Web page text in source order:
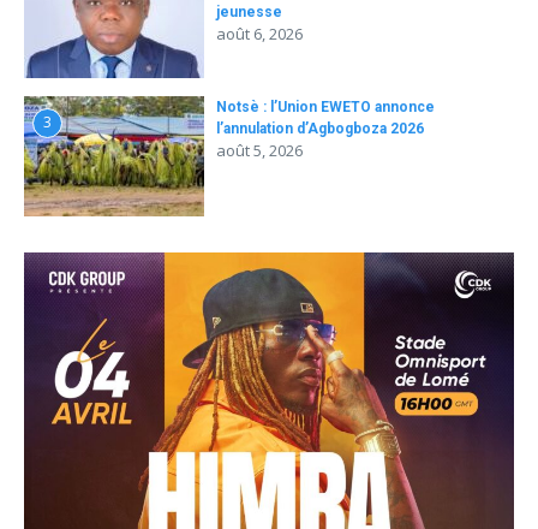
jeunesse
août 6, 2026
3
Notsè : l’Union EWETO annonce
l’annulation d’Agbogboza 2026
août 5, 2026